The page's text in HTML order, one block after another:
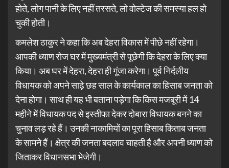
होते, लोग पानी के लिए नहीं तरसते, लो वोल्टेज की समस्या हल हो
चुकी होती।
कमलेश ठाकुर ने कहा कि अब देहरा विकास में पीछे नहीं रहेगा।
आपकी ध्याण रोज घर में मुख्यमंत्री से पूछेगी कि देहरा के लिए क्या
किया। अब घर में देहरा, देहरा ही गूंजा करेगा। पूर्व निर्दलीय
विधायक को अपने साढ़े छह साल के कार्यकाल का हिसाब जनता को
देना होगा। साथ ही यह भी बताना पड़ेगा कि किस मजबूरी में 14
महीने में विधायक पद से इस्तीफा देकर दोबारा विधायक बनने का
चुनाव लड़ रहे हैं। उनकी नाकामियों का पूरा हिसाब किताब जनता
के सामने हैं। क्षेत्र की जनता बदलाव चाहती है और अपनी ध्याण को
जिताकर विधानसभा भेजेगी।